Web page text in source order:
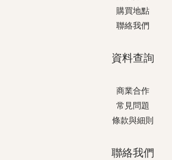
購買地點
聯絡我們
資料查詢
商業合作
常見問題
條款與細則
聯絡我們